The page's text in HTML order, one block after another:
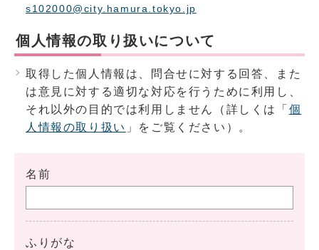
s102000@city.hamura.tokyo.jp
個人情報の取り扱いについて
取得した個人情報は、問合せに対する回答、また
は意見に対する適切な対応を行うために利用し、
それ以外の目的では利用しません（詳しくは「 個
人情報の取り扱い 」をご覧ください）。
名前
ふりがな